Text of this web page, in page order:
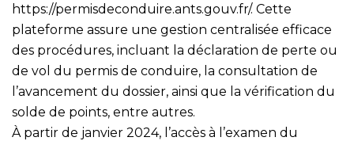
https://permisdeconduire.ants.gouv.fr/. Cette
plateforme assure une gestion centralisée efficace
des procédures, incluant la déclaration de perte ou
de vol du permis de conduire, la consultation de
l’avancement du dossier, ainsi que la vérification du
solde de points, entre autres.
À partir de janvier 2024, l’accès à l’examen du